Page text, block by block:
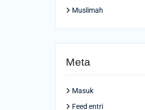
Muslimah
Meta
Masuk
Feed entri